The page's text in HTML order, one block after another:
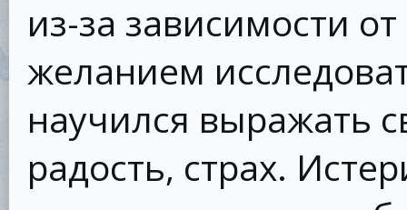
из-за зависимости
желанием
научился выражать
радость, страх.